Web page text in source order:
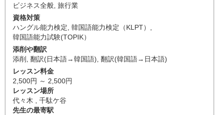
ビジネス全般 旅行業
資格対策
ハングル能力検定 韓国語能力検定（KLPT）
韓国語能力試験(TOPIK）
添削や翻訳
添削
翻訳(日本語→韓国語) 翻訳(韓国語→日本語)
レッスン料金
2,500円 ～ 2,500円
レッスン場所
代々木 , 千駄ケ谷
先生の最寄駅